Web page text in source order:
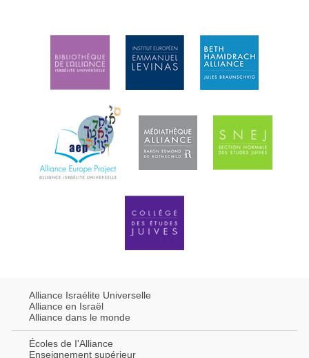
Alliance Israélite Universelle
Alliance en Israël
Alliance dans le monde
Écoles de I'Alliance
Enseignement supérieur